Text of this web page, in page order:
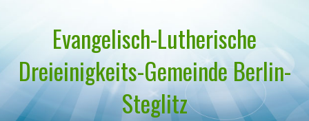
Evangelisch-Lutherische
Dreieinigkeits-Gemeinde Berlin-
Steglitz